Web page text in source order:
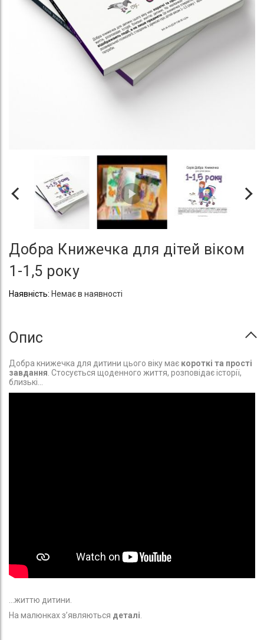
Добра Книжечка для дітей віком
1-1,5 року
Немає в наявності
Опис
Добра книжечка для дитини цього віку має короткі та прості
завдання . Стосується щоденного життя, розповідає історії,
близькі...
...життю дитини.
На малюнках з’являються деталі